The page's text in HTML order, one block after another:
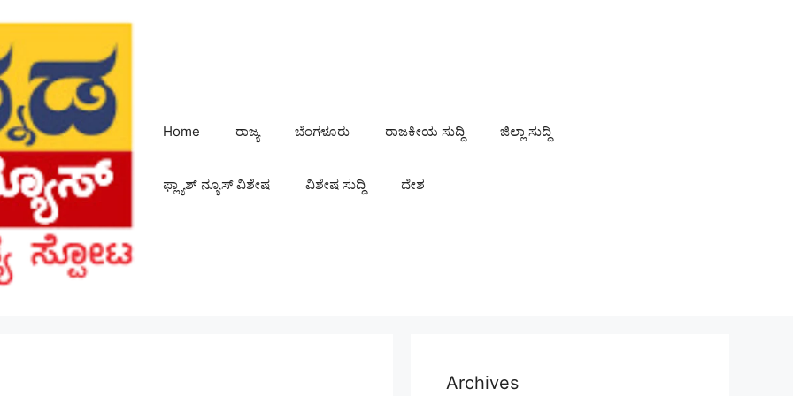
Home ರಾಜ್ಯ ಬೆಂಗಳೂರು ರಾಜಕೀಯ ಸುದ್ದಿ ಜಿಲ್ಲಾ ಸುದ್ದಿ
ಫ್ಲ್ಯಾಶ್ ನ್ಯೂಸ್ ವಿಶೇಷ ವಿಶೇಷ ಸುದ್ದಿ ದೇಶ
Archives